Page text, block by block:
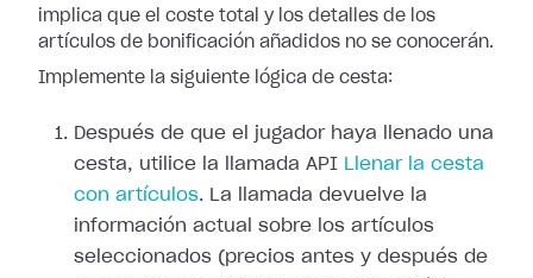
implica que el coste total y los detalles de los
artículos de bonificación añadidos no se conocerán.
Implemente la siguiente lógica de cesta:
Después de que el jugador haya llenado una
cesta, utilice la llamada API Llenar la cesta
con artículos. La llamada devuelve la
información actual sobre los artículos
seleccionados (precios antes y después de